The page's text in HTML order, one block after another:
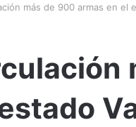
más de 900 armas en el